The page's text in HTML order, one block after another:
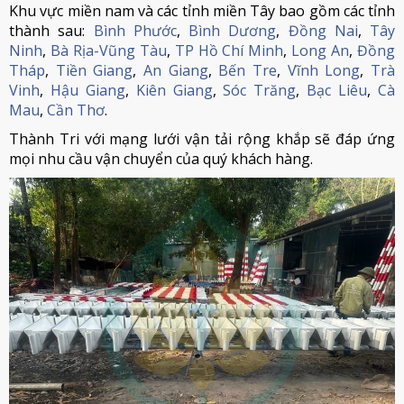
Khu vực miền nam và các tỉnh miền Tây bao gồm các tỉnh
thành sau: Bình Phước, Bình Dương, Đồng Nai, Tây
Ninh, Bà Rịa-Vũng Tàu, TP Hồ Chí Minh, Long An,Đồng
Tháp, Tiền Giang,An Giang, Bến Tre, Vĩnh Long, Trà
Vinh, Hậu Giang, Kiên Giang,Sóc Trăng, Bạc Liêu,Cà
Mau, Cần Thơ.
Thành Tri với mạng lưới vận tải rộng khắp sẽ đáp ứng
mọi nhu cầu vận chuyển của quý khách hàng.